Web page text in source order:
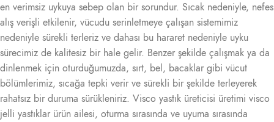
en verimsiz uykuya sebep olan bir sorundur. Sıcak nedeniyle, nefes
alış verişli etkilenir, vücudu serinletmeye çalışan sistemimiz
nedeniyle sürekli terleriz ve dahası bu hararet nedeniyle uyku
sürecimiz de kalitesiz bir hale gelir. Benzer şekilde çalışmak ya da
dinlenmek için oturduğumuzda, sırt, bel, bacaklar gibi vücut
bölümlerimiz, sıcağa tepki verir ve sürekli bir şekilde terleyerek
rahatsız bir duruma sürükleniriz. Visco yastık üreticisi üretimi visco
jelli yastıklar ürün ailesi, oturma sırasında ve uyuma sırasında